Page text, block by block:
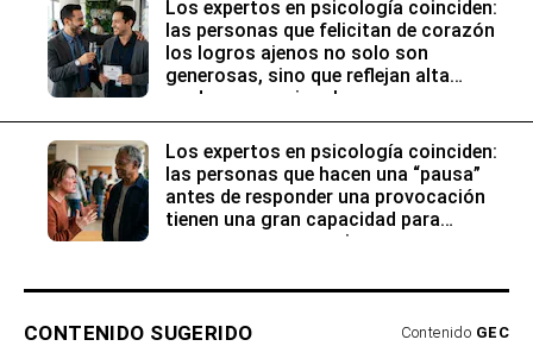
Los expertos en psicología coinciden:
las personas que felicitan de corazón
los logros ajenos no solo son
generosas, sino que reflejan alta
madurez emocional
Los expertos en psicología coinciden:
las personas que hacen una “pausa”
antes de responder una provocación
tienen una gran capacidad para
reconocer sus emociones
CONTENIDO SUGERIDO Contenido GEC